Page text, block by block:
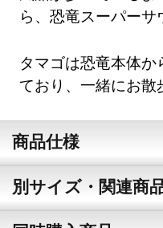
ら、恐竜スーパーサ
タマゴは恐竜本体
ており、一緒にお散
商品仕様
別サイズ・関連商